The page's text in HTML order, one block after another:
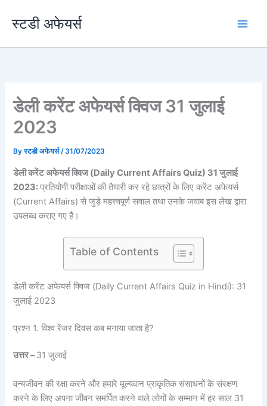
स्टडी अफेयर्स
डेली करेंट अफेयर्स क्विज 31 जुलाई
2023
Byस्टडी अफेयर्स/31/07/2023
डेली करेंट अफेयर्स क्विज (Daily Current Affairs Quiz) 31 जुलाई
2023:प्रतियोगी परीक्षाओं की तैयारी कर रहे छात्रों के लिए करेंट अफेयर्स
(Current Affairs) से जुड़े महत्त्वपूर्ण सवाल तथा उनके जवाब इस लेख द्वारा
उपलब्ध कराए गए हैं।
Table of Contents
डेली करेंट अफेयर्स क्विज (Daily Current Affairs Quiz in Hindi): 31
जुलाई 2023
प्रश्न 1. विश्व रेंजर दिवस कब मनाया जाता है?
उत्तर –31 जुलाई
वन्यजीवन की रक्षा करने और हमारे मूल्यवान प्राकृतिक संसाधनों के संरक्षण
करने के लिए अपना जीवन समर्पित करने वाले लोगों के सम्मान में हर साल 31